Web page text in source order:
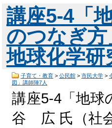
講座5-4「
のつなぎ
地球化学
子育て・教育> 公民館> 市民大学>
図」講師陣7人
講座5-4「地球
谷 広 氏（社